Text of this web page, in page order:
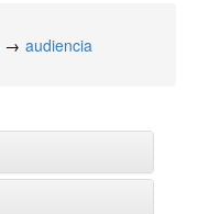
audiencia